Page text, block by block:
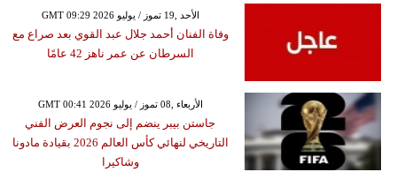
GMT 09:29 2026 الأحد ,19 تموز / يوليو
وفاة الفنان أحمد جلال عبد القوي بعد صراع مع
السرطان عن عمر ناهز 42 عامًا
GMT 00:41 2026 الأربعاء ,08 تموز / يوليو
جاستن بيبر ينضم إلى نجوم العرض الفني
التاريخي لنهائي كأس العالم 2026 بقيادة مادونا
وشاكيرا